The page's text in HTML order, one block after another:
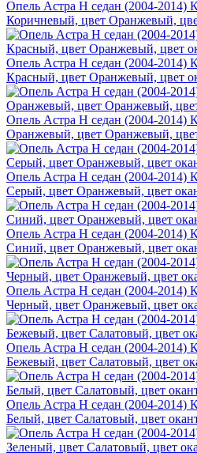
Опель Астра H седан (2004-
Коричневый, цвет Оранжевый,
Опель Астра H седан (2004-
Красный, цвет Оранжевый, цвет
Опель Астра H седан (2004-
Оранжевый, цвет Оранжевый,
Опель Астра H седан (2004-
Серый, цвет Оранжевый, цвет
Опель Астра H седан (2004-
Синий, цвет Оранжевый, цвет
Опель Астра H седан (2004-
Черный, цвет Оранжевый, цвет
Опель Астра H седан (2004-
Бежевый, цвет Салатовый, цвет
Опель Астра H седан (2004-
Белый, цвет Салатовый, цвет